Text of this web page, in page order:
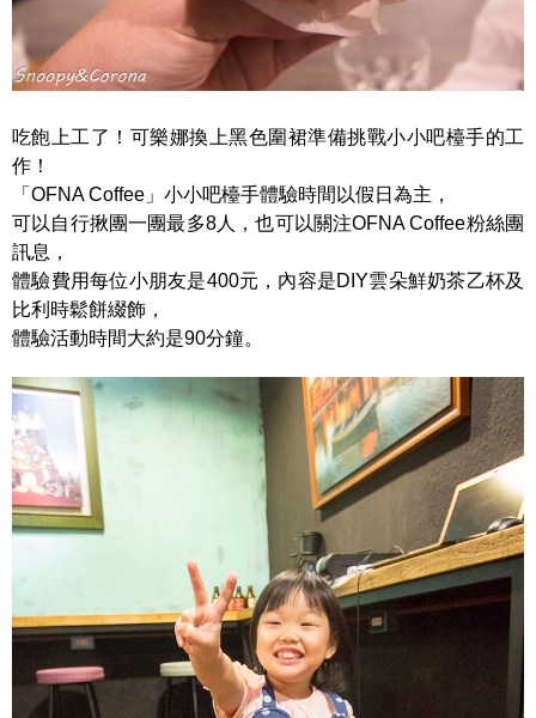
吃飽上工了！可樂娜換上黑色圍裙準備挑戰小小吧檯手的工
作！
「OFNA Coffee」小小吧檯手體驗時間以假日為主，
可以自行揪團一團最多8人，也可以關注OFNA Coffee粉絲團
訊息，
體驗費用每位小朋友是400元，內容是DIY雲朵鮮奶茶乙杯及
比利時鬆餅綴飾，
體驗活動時間大約是90分鐘。